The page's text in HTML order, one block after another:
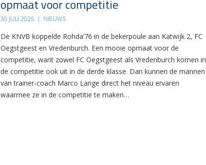
opmaat voor competitie
30 JULI 2026 | NIEUWS
De KNVB koppelde Rohda’76 in de bekerpoule aan Katwijk 2, FC
Oegstgeest en Vredenburch. Een mooie opmaat voor de
competitie, want zowel FC Oegstgeest als Vredenburch komen in
de competitie ook uit in de derde klasse. Dan kunnen de mannen
van trainer-coach Marco Lange direct het niveau ervaren
waarmee ze in de competitie te maken…